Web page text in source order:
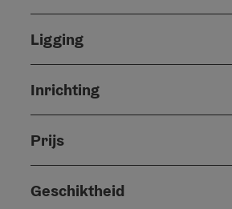
Ligging
Inrichting
Prijs
Geschiktheid